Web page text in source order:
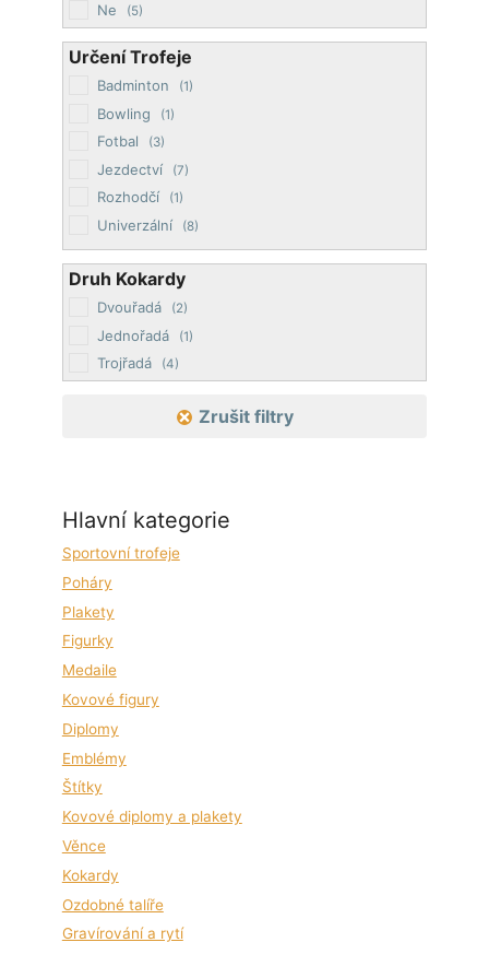
Zelená
Zlatá (2)
Ne (5)
Určení Trofeje
Badminton (1)
Bowling (1)
Fotbal (3)
Jezdectví (7)
Rozhodčí (1)
Univerzální (8)
Druh Kokardy
Dvouřadá (2)
Jednořadá (1)
Trojřadá (4)
Zrušit filtry
Hlavní kategorie
Sportovní trofeje
Poháry
Plakety
Figurky
Medaile
Kovové figury
Diplomy
Emblémy
Štítky
Kovové diplomy a plakety
Věnce
Kokardy
Ozdobné talíře
Gravírování a rytí